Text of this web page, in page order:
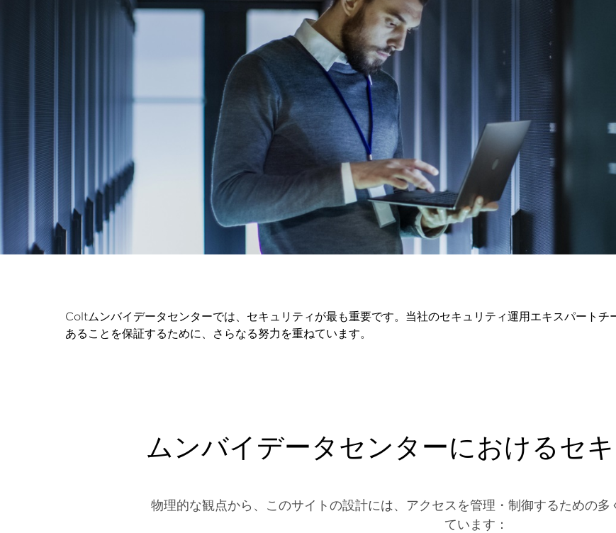
Coltムンバイデータセンターでは、セキュリティが最も重要です。当社のセキュリティ運用エキスパート
あることを保証するために、さらなる努力を重ねています。
ムンバイデータセンターにおけるセ
物理的な観点から、このサイトの設計には、アクセスを管理・制御するための
ています：